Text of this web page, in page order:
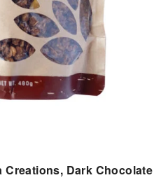
Creations, Dark Chocolate